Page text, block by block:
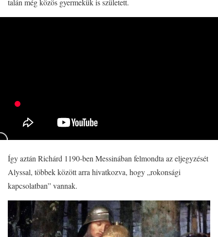
talán még közös gyermekük is született.
Így aztán Richárd 1190-ben Messinában felmondta az eljegyzését
Alyssal, többek között arra hivatkozva, hogy „rokonsági
kapcsolatban” vannak.